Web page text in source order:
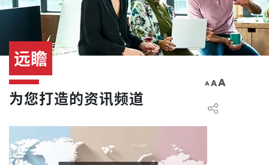
就业机会
远瞻
A
A A
为您打造的资讯频道